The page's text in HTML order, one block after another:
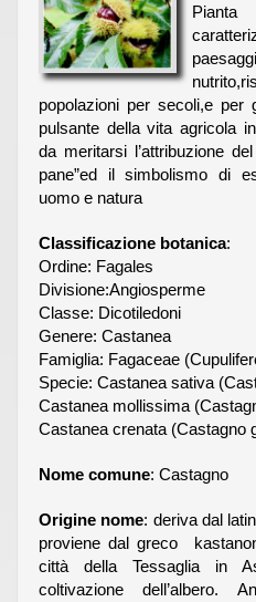
Pianta
popolazioni per secoli,e per
pulsante della vita agricola
da meritarsi l’attribuzione
pane”ed il simbolismo di
uomo e natura
Classificazione botanica:
Ordine: Fagales
Divisione:Angiosperme
Classe: Dicotiledoni
Genere: Castanea
Famiglia: Fagaceae
Specie: Castanea sativa
Castanea mollissima
Castanea crenata (Castagno
Nome comune: Castagno
Origine nome: deriva dal
proviene dal greco
città della Tessaglia in
coltivazione dell’albero.